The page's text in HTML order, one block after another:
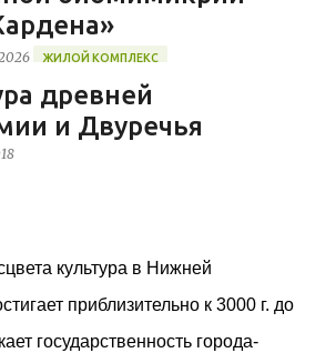
ЖИЛОЙ КОМПЛЕКС
в Монпелье завершилось
жилого комплекса
от бюро Vincent Callebaut
пехотной школы (EAI) в
Комплекс состоит из
назначения, общая площадь 5 364
(38 квартир, включая 11
древней
и Двуречья
культура в Нижней
приблизительно к 3000 г. до
государственность города-